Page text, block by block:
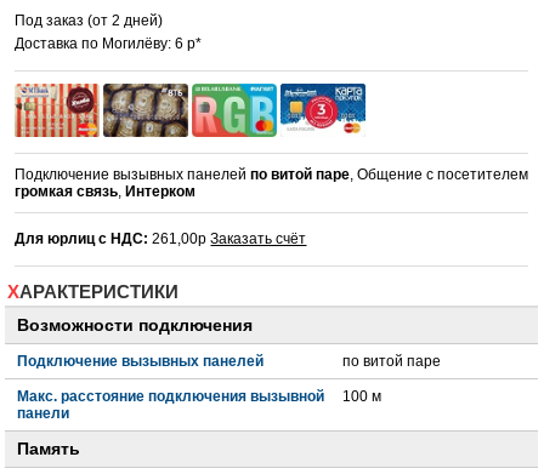
Под заказ (от 2 дней)
Доставка по Могилёву: 6 р*
Подключение вызывных панелейпо витой паре, Общение с посетителем
громкая связь, Интерком
Для юрлиц с НДС: 261,00рЗаказать счёт
ХАРАКТЕРИСТИКИ
Возможности подключения
Подключение вызывных панелей по витой паре
Макс. расстояние подключения вызывной
панели
100 м
Память